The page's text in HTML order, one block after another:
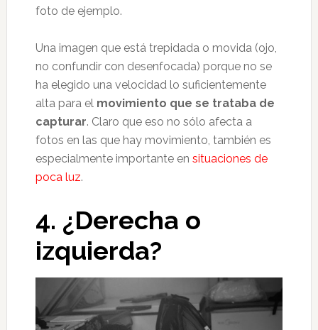
foto de ejemplo.
Una imagen que está trepidada o movida (ojo,
no confundir con desenfocada) porque no se
ha elegido una velocidad lo suficientemente
alta para el movimiento que se trataba de
capturar. Claro que eso no sólo afecta a
fotos en las que hay movimiento, también es
especialmente importante en situaciones de
poca luz.
4. ¿Derecha o
izquierda?